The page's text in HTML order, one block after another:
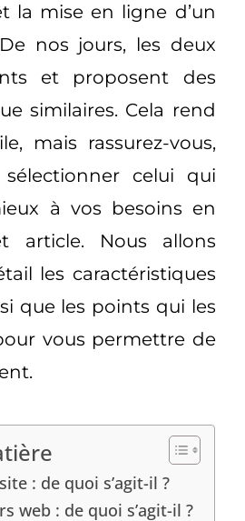
la mise en ligne d’un
nos jours, les deux
et proposent des
similaires. Cela rend
mais rassurez-vous,
celui qui
à vos besoins en
article. Nous allons
les caractéristiques
que les points qui les
vous permettre de
: de quoi s’agit-il ?
web : de quoi s’agit-il ?